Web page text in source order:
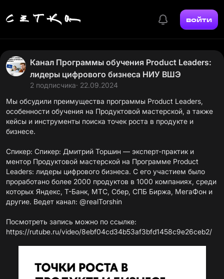
войти
Канал Программы обучения Product Leaders:
лидеры цифрового бизнеса НИУ ВШЭ
2 подписчика· 22.09.2024
Мы обсудили преимущества программы Product Leaders,
особенности обучения на Продуктовой мастерской, а также
кейсы и инструменты поиска точек роста в продукте и
бизнесе.
Спикер: Спикер: Дмитрий Торшин — эксперт-практик и
ментор Продуктовой мастерской на Программе Product
Leaders: лидеры цифрового бизнеса. С его участием было
проработано более 2000 продуктов в 1000 компаниях, среди
которых Яндекс, Т-Банк, МТС, Сбер, СПБ Биржа, МегаФон и
другие. Ведет канал: @realTorshin
https://rutube.ru/video/8ebf04cd34b53af3bfd1458c9e26ceb2/